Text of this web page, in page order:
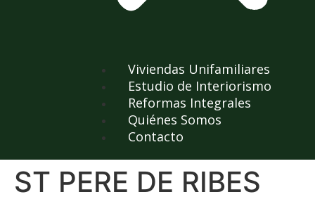
Viviendas Unifamiliares
Estudio de Interiorismo
Reformas Integrales
Quiénes Somos
Contacto
ST PERE DE RIBES